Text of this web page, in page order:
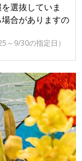
選抜していま
合がありますの
9/30の指定日）